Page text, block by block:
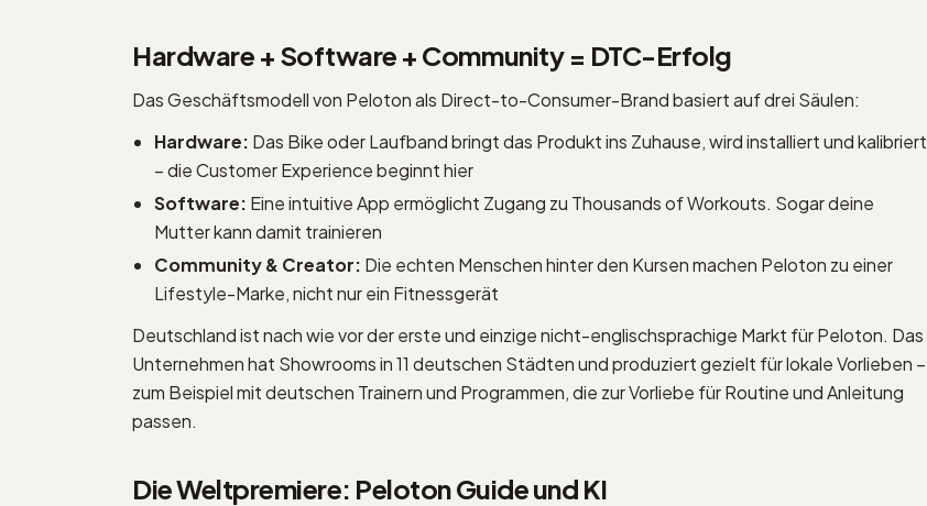
Hardware + Software + Community = DTC-Erfolg
Das Geschäftsmodell von Peloton als Direct-to-Consumer-Brand basiert auf drei Säulen:
Hardware: Das Bike oder Laufband bringt das Produkt ins Zuhause, wird installiert und kalibriert
– die Customer Experience beginnt hier
Software: Eine intuitive App ermöglicht Zugang zu Thousands of Workouts. Sogar deine
Mutter kann damit trainieren
Community & Creator: Die echten Menschen hinter den Kursen machen Peloton zu einer
Lifestyle-Marke, nicht nur ein Fitnessgerät
Deutschland ist nach wie vor der erste und einzige nicht-englischsprachige Markt für Peloton. Das
Unternehmen hat Showrooms in 11 deutschen Städten und produziert gezielt für lokale Vorlieben –
zum Beispiel mit deutschen Trainern und Programmen, die zur Vorliebe für Routine und Anleitung
passen.
Die Weltpremiere: Peloton Guide und KI